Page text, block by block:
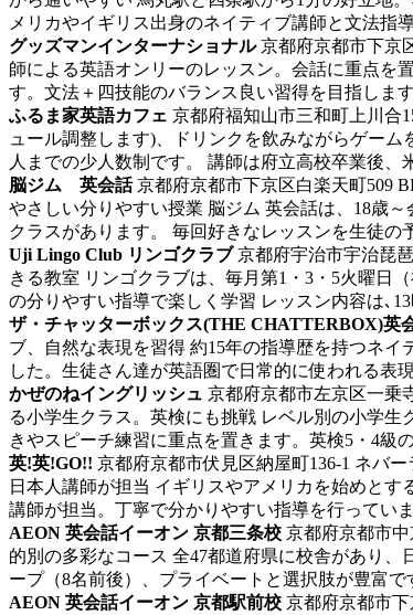
メリカやイギリス出身のネイティブ講師と文法指
グッズマンインターナショナル京都府京都市下京
師による英語オンリーのレッスン。会話に重点を
す。文法＋四技能のバランス良い習得を目指しま
ふるま家英語カフェ 京都府福知山市三和町上川合
ュール調整します)、ドリンクを飲みながらゲー
人までの少人数制です。 講師は府立高校卒業後、
脳ジム 英会話京都府京都市下京区白楽天町509
やさしい分りやすい授業 脳ジム 英会話は、18歳
クラスがあります。 毎回好きなレッスンを生徒の
Uji Lingo Club リンゴクラブ京都府宇治市宇治琵
きる教室 リンゴクラブは、毎月第1・3・5火曜日
の分りやすい指導で楽しく学習 レッスン内容は､
ザ・チャッターボックス(THE CHATTERBOX)英
ブ、自然な表現を習得 約15年の指導歴を持つネイ
した。生徒さん達が英語圏で日常的に使われる表
かぜのねイングリッシュ 京都府京都市左京区一乗
る小学生クラス。英検にも挑戦 レベル別の小学
きやスピーチ練習に重点を置きます。英検5・4級
英!英!GO!! 京都府京都市伏見区納屋町136-1 ネバー
日本人講師が担当 イギリスやアメリカを始めと
講師が担当。丁寧で分かりやすい指導を行ってい
AEON 英会話イーオン 京都三条校 京都府京都市
的別の多彩なコース 全47都道府県に校舎があり
ープ（8名前後）、プライベートと選択肢が豊富
AEON 英会話イーオン 京都駅前校 京都府京都市